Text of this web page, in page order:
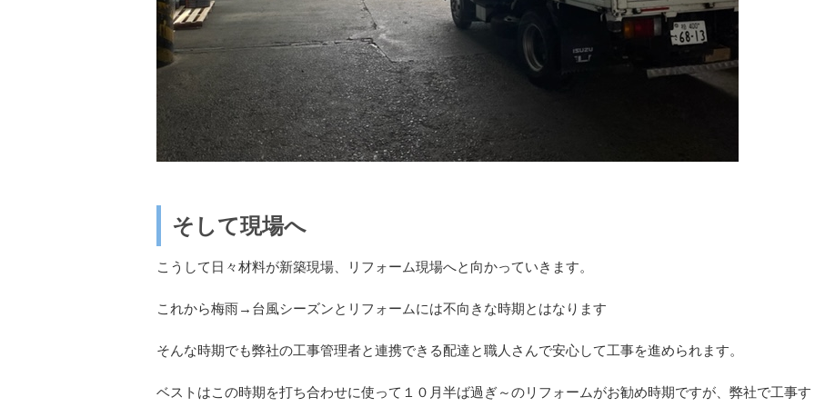
そして現場へ
こうして日々材料が新築現場、リフォーム現場へと向かっていきます。
これから梅雨→台風シーズンとリフォームには不向きな時期とはなります
そんな時期でも弊社の工事管理者と連携できる配達と職人さんで安心して工事を進められます。
ベストはこの時期を打ち合わせに使って１０月半ば過ぎ～のリフォームがお勧め時期ですが、弊社で工事す